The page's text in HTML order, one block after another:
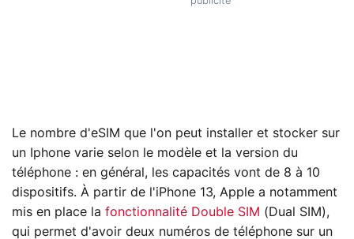
Le nombre d'eSIM que l'on peut installer et stocker sur
un Iphone varie selon le modèle et la version du
téléphone : en général, les capacités vont de 8 à 10
dispositifs. À partir de l'iPhone 13, Apple a notamment
mis en place la fonctionnalité Double SIM (Dual SIM),
qui permet d'avoir deux numéros de téléphone sur un